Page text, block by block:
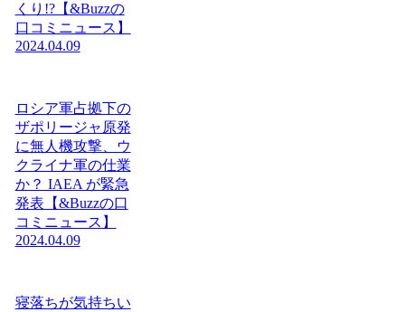
くり!?【&Buzzの
口コミニュース】
2024.04.09
ロシア軍占拠下の
ザポリージャ原発
に無人機攻撃、ウ
クライナ軍の仕業
か？ IAEA が緊急
発表【&Buzzの口
コミニュース】
2024.04.09
寝落ちが気持ちい